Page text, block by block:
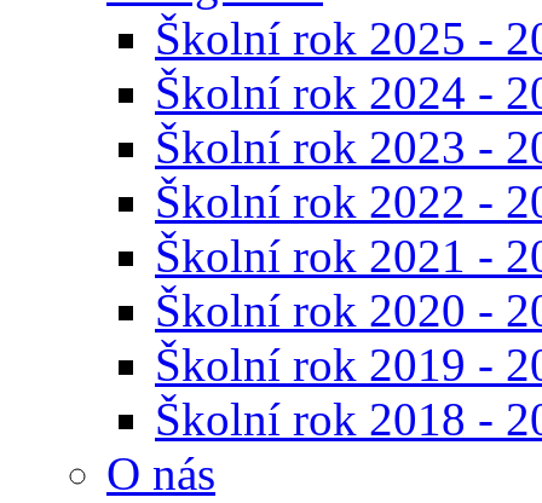
Školní rok 2025 -
Školní rok 2024 -
Školní rok 2023 -
Školní rok 2022 -
Školní rok 2021 -
Školní rok 2020 -
Školní rok 2019 -
Školní rok 2018 -
O nás